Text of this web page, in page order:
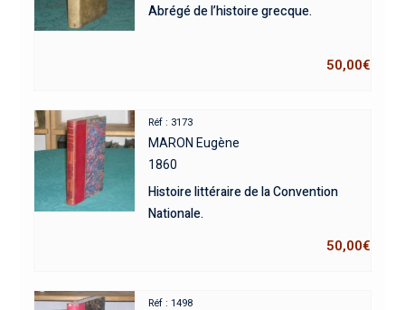
Abrégé de l’histoire grecque.
50,00€
Réf : 3173
MARON Eugène
1860
Histoire littéraire de la Convention
Nationale.
50,00€
Réf : 1498